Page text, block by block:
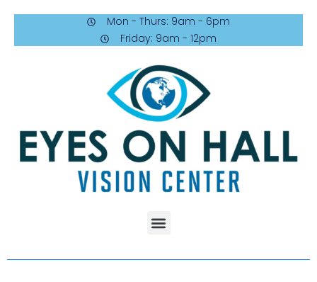
Mon - Thurs: 9am - 6pm
Friday: 9am - 12pm